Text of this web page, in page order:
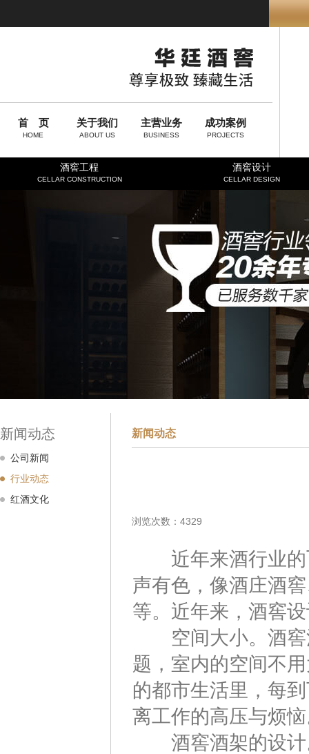
首 页
HOME
关于我们
ABOUT US
主营业务
BUSINESS
成功案例
PROJECTS
酒窖工程
CELLAR CONSTRUCTION
酒窖设计
CELLAR DESIGN
新闻动态
公司新闻
行业动态
红酒文化
新闻动态
浏览次数：4329
近年来酒行业的
声有色，像酒庄酒
等。近年来，酒窖
空间大小。酒窖
题，室内的空间不
的都市生活里，每
离工作的高压与烦
酒窖酒架的设计